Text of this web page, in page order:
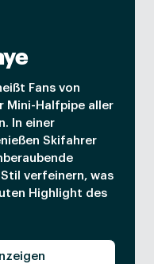
Fans von
Mini-Halfpipe aller
In einer
Skifahrer
verfeinern, was
Highlight des